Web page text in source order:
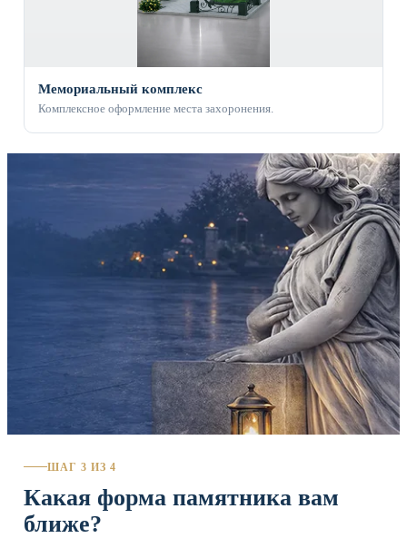
Мемориальный комплекс
Комплексное оформление места захоронения.
ШАГ 3 ИЗ 4
Какая форма памятника вам
ближе?